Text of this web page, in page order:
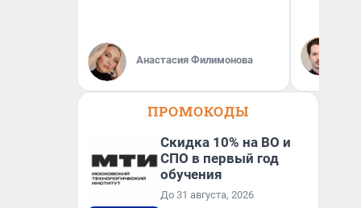
Анастасия Филимонова
ПРОМОКОДЫ
Скидка 10% на ВО и
СПО в первый год
обучения
До 31 августа, 2026